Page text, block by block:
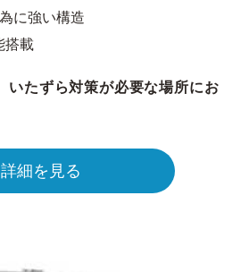
に強い構造
搭載
いたずら対策が必要な場所にお
詳細を見る